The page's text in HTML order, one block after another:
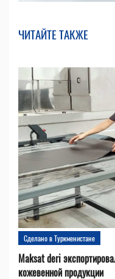
ЧИТАЙТЕ ТАКЖЕ
Сделано в Туркменистане
Maksat deri
кожевенной продукции